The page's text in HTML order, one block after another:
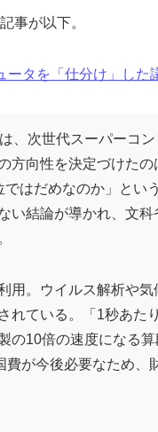
事が以下。
タを「仕分け」した
、次世代スーパーコ
方向性を決定づけた
はだめなのか」とい
い結論が導かれ、文
用。ウイルス解析や
れている。「1秒あた
の10倍の速度になる
が今後必要なため、